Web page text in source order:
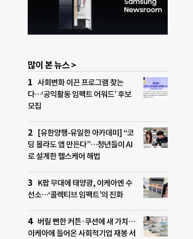
많이 본 뉴스 >
사회변화 이끈 프로그램 찾는
다…‘공익활동 임팩트 어워드’ 후보
모집
[유한양행-유일한 아카데미] “코
딩 몰라도 앱 만든다”…청년들이 AI
로 설계한 헬스케어 해법
K팝 무대에 태양광, 이케아엔 수
선소…‘콜렉티브 임팩트’의 진화
버릴 뻔한 커튼·쿠션에 새 가치…
이케아에 들어온 사회적기업 재봉 서